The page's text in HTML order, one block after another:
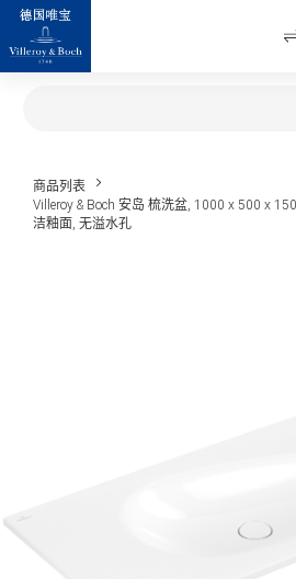
商品列表
Villeroy & Boch 安岛 梳洗盆, 1000 x 500 x
洁釉面, 无溢水孔